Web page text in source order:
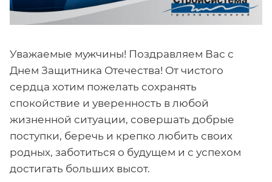
Уважаемые мужчины! Поздравляем Вас с
Днем Защитника Отечества! От чистого
сердца хотим пожелать сохранять
спокойствие и уверенность в любой
жизненной ситуации, совершать добрые
поступки, беречь и крепко любить своих
родных, заботиться о будущем и с успехом
достигать больших высот.